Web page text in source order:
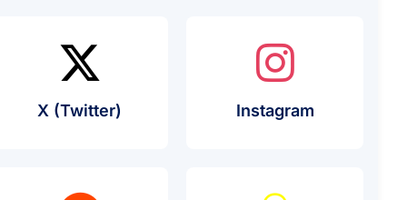
De Proxy
X (Twitter) Caso De Uso De Proxy
InstagramCaso De